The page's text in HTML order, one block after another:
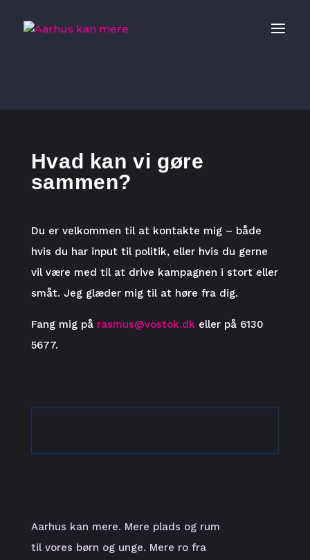
Hvad kan vi gøre
sammen?
Du er velkommen til at kontakte mig – både
hvis du har input til politik, eller hvis du gerne
vil være med til at drive kampagnen i stort eller
småt. Jeg glæder mig til at høre fra dig.
Fang mig på rasmus@vostok.dk eller på 6130
5677.
Aarhus kan mere. Mere plads og rum
til vores børn og unge. Mere ro fra